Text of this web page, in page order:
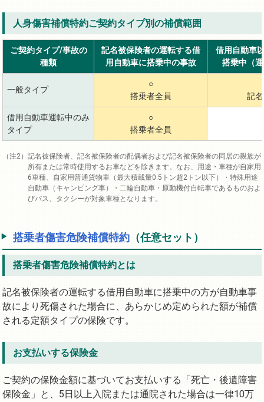
人身傷害補償特約ご契約タイプ別の補償範囲
ご契約タイプ/事故の
種類
記名被保険者の運転する借
用自動車に搭乗中の事故
借用自動車
搭乗中（
一般タイプ
○
搭乗者全員
記
借用自動車運転中のみ
タイプ
○
搭乗者全員
記名被保険者、記名被保険者の配偶者および記名被保険者の同居の親族が
所有または常時使用するお車などを除きます。なお、用途・車種が自家用
6車種、自家用普通貨物車（最大積載量0.5トン超2トン以下）・特殊用途
自動車（キャンピング車）・二輪自動車・原動機付自転車であるものおよ
びバス、タクシーが対象車種となります。
搭乗者傷害危険補償特約 （任意セット）
搭乗者傷害危険補償特約とは
記名被保険者の運転する借用自動車に搭乗中の方が自動車事
故により死傷された場合に、あらかじめ定められた額が補償
される定額タイプの保険です。
お支払いする保険金
ご契約の保険金額に基づいてお支払いする「死亡・後遺障害
保険金」と、5日以上入院または通院された場合は一律10万